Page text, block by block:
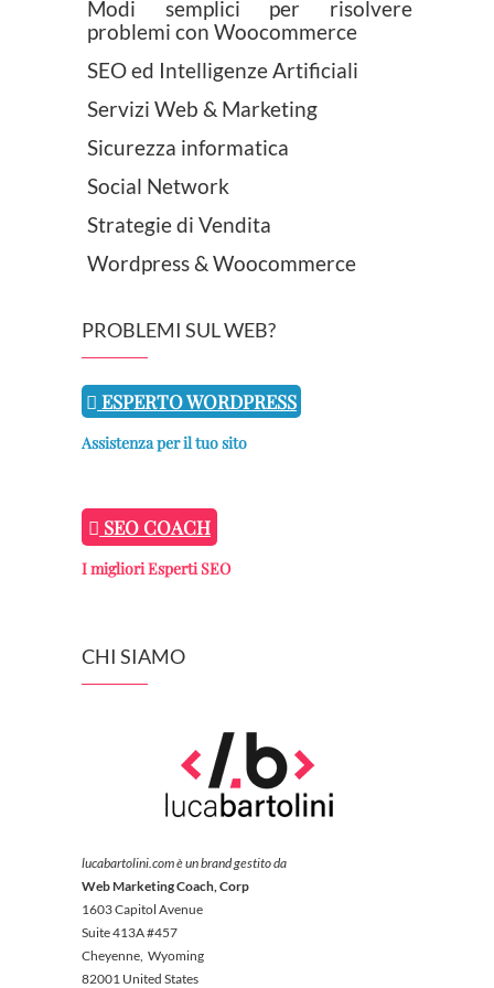
Modi semplici per risolvere
problemi con Woocommerce
SEO ed Intelligenze Artificiali
Servizi Web & Marketing
Sicurezza informatica
Social Network
Strategie di Vendita
Wordpress & Woocommerce
PROBLEMI SUL WEB?
ESPERTO WORDPRESS
Assistenza per il tuo sito
SEO COACH
I migliori Esperti SEO
CHI SIAMO
lucabartolini.com è un brand gestito da
Web Marketing Coach, Corp
1603 Capitol Avenue
Suite 413A #457
Cheyenne, Wyoming
82001 United States